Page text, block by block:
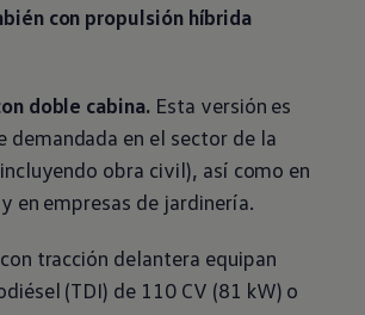
con propulsión híbrida
doble cabina. Esta versión es
demandada en el sector de la
obra civil), así como en
en empresas de jardinería.
tracción delantera equipan
(TDI) de 110 CV (81 kW) o